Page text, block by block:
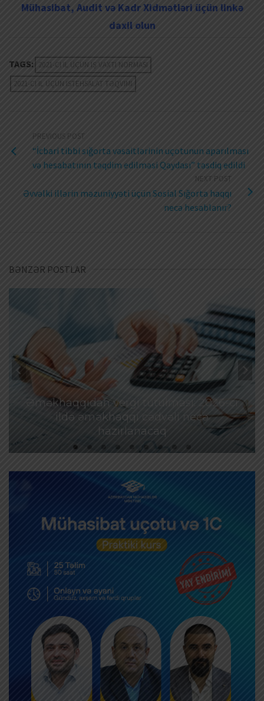
Mühasibat, Audit və Kadr Xidmətləri üçün linkə
daxil olun
TAGS: 2021-CI IL ÜÇÜN IŞ VAXTI NORMASI
2021-CI IL ÜÇÜN ISTEHSALAT TƏQVIMI
PREVIOUS POST
“İcbari tibbi sığorta vəsaitlərinin uçotunun aparılması
və hesabatının təqdim edilməsi Qaydası” təsdiq edildi
NEXT POST
Əvvəlki illərin məzuniyyəti üçün Sosial Sığorta haqqı
necə hesablanır?
BƏNZƏR POSTLAR
Əməkhaqqıdan vergi tutulması: 2026-cı
ildə əməkhaqqı cədvəli necə
hazırlanacaq